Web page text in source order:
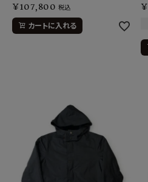
¥107,800 税込
カートに入れる
¥